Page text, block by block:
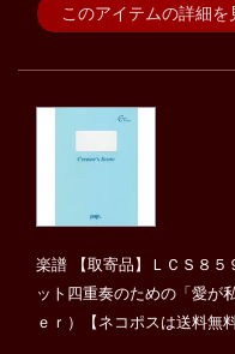
このアイテムの詳細を
楽譜 【取寄品】ＬＣＳ８
ット四重奏のための「愛が
ｅｒ）【ネコポスは送料無料